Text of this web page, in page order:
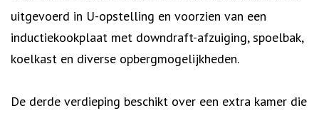
uitgevoerd in U-opstelling en voorzien van een
inductiekookplaat met downdraft-afzuiging, spoelbak,
koelkast en diverse opbergmogelijkheden.
De derde verdieping beschikt over een extra kamer die